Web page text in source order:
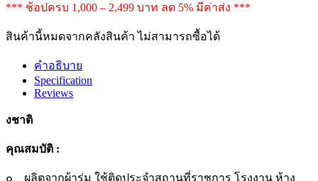
*** ช้อปครบ 1,000 – 2,499 บาท ลด 5% มีค่าส่ง ***
สินค้านี้หมดจากคลังสินค้า ไม่สามารถซื้อได้
คำอธิบาย
Specification
Reviews
งชาติ
คุณสมบัติ :
๐ ผลิตจากผ้าร่ม ใช้ติดประจำสถานที่ราชการ โรงงาน ห้าง